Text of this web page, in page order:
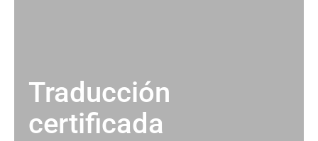
Traducción
certificada